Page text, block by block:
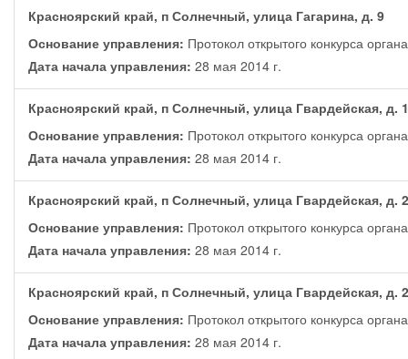
Красноярский край, п Солнечный, улица Гагарина, д. 9
Основание управления: Протокол открытого конкурса
Дата начала управления: 28 мая 2014 г.
Красноярский край, п Солнечный, улица Гвардейская, д.
Основание управления: Протокол открытого конкурса
Дата начала управления: 28 мая 2014 г.
Красноярский край, п Солнечный, улица Гвардейская, д.
Основание управления: Протокол открытого конкурса
Дата начала управления: 28 мая 2014 г.
Красноярский край, п Солнечный, улица Гвардейская, д.
Основание управления: Протокол открытого конкурса
Дата начала управления: 28 мая 2014 г.